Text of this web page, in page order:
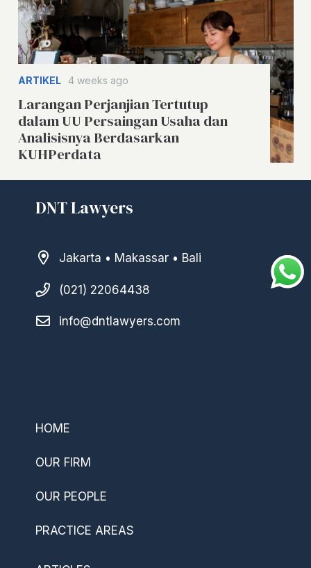
ARTIKEL 4 weeks ago
Larangan Perjanjian Tertutup
dalam UU Persaingan Usaha dan
Analisisnya Berdasarkan
KUHPerdata
DNT Lawyers
Jakarta • Makassar • Bali
(021) 22064438
info@dntlawyers.com
HOME
OUR FIRM
OUR PEOPLE
PRACTICE AREAS